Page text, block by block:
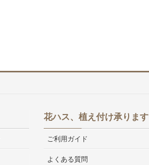
花ハス、植え付け承ります
ご利用ガイド
よくある質問